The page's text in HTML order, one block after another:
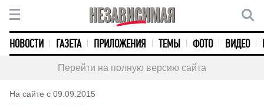
НОВОСТИ ГАЗЕТА ПРИЛОЖЕНИЯ ТЕМЫ ФОТО ВИДЕО
Перейти на полную версию сайта
На сайте с 09.09.2015